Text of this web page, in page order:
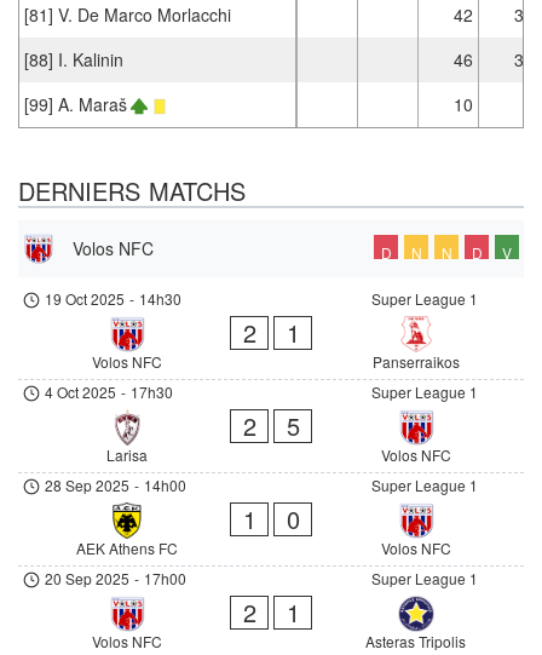
[81] V. De Marco Morlacchi
42
33
[88] I. Kalinin
46
35
[99] A. Maraš
10
DERNIERS MATCHS
Volos NFC D N N D V
Super League 1
19 Oct 2025 - 14h30
Volos NFC
2 1
Panserraikos
Super League 1
4 Oct 2025 - 17h30
Larisa
2 5
Volos NFC
Super League 1
28 Sep 2025 - 14h00
AEK Athens FC
1 0
Volos NFC
Super League 1
20 Sep 2025 - 17h00
Volos NFC
2 1
Asteras Tripolis